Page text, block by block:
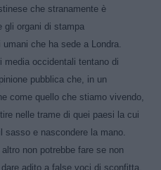
che stranamente è
gli organi di stampa
che ha sede a Londra.
media occidentali tentano di
pubblica che, in un
come quello che stiamo vivendo,
nelle trame di quei paesi la cui
sasso e nascondere la mano.
non potrebbe fare se non
adito a false voci di sconfitta.